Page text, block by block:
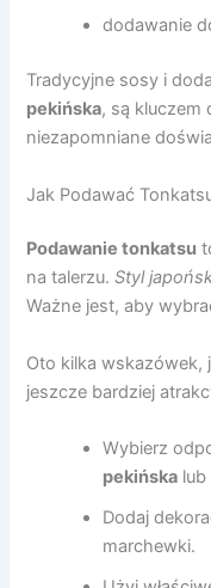
dodawanie
Tradycyjne sosy i
pekińska, są kluczem
niezapomniane
Jak Podawać
Podawanie tonkatsu
na talerzu.Styl
Ważne jest, aby
Oto kilka wskazówek,
jeszcze bardziej
Wybierz
pekińska lub
Dodaj
marchewki.